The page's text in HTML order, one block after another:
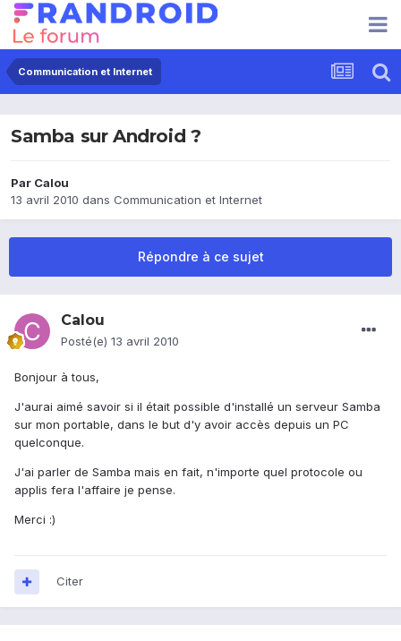
Communication et Internet
Samba sur Android ?
Par Calou
13 avril 2010 dans Communication et Internet
Répondre à ce sujet
Calou
Posté(e) 13 avril 2010
Bonjour à tous,
J'aurai aimé savoir si il était possible d'installé un serveur Samba
sur mon portable, dans le but d'y avoir accès depuis un PC
quelconque.
J'ai parler de Samba mais en fait, n'importe quel protocole ou
applis fera l'affaire je pense.
Merci :)
Citer